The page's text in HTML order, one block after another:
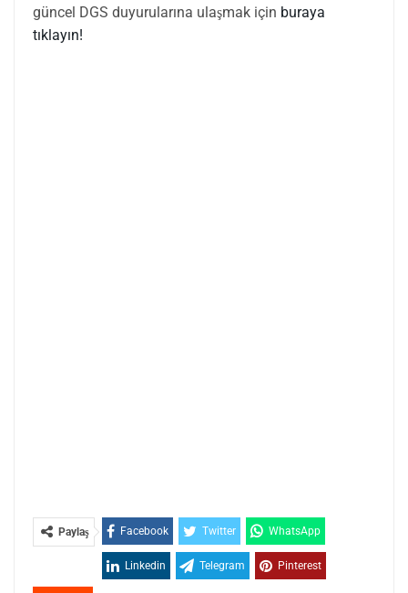
güncel DGS duyurularına ulaşmak için buraya
tıklayın!
Paylaş Facebook Twitter WhatsApp
Linkedin Telegram Pinterest